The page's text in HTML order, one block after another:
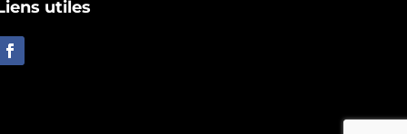
utiles